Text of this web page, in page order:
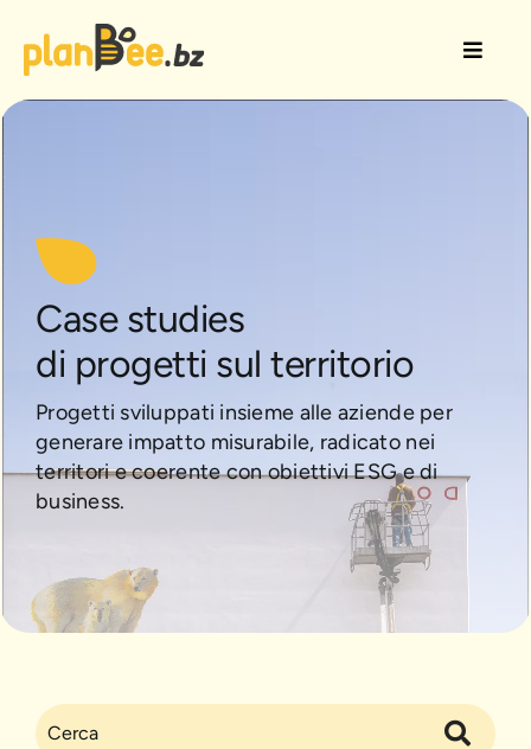
contenuto
Toggle
Risorse/Blog
Chi siamo
Case studies
di progetti sul territorio
Progetti sviluppati insieme alle aziende per
generare impatto misurabile, radicato nei
territori e coerente con obiettivi ESG e di
business.